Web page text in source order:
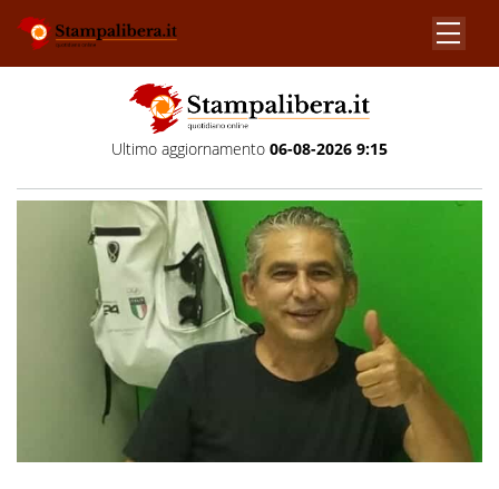
Ultimo aggiornamento 06-08-2026 9:15